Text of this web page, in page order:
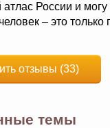
России и
– это
отзывы (33)
темы